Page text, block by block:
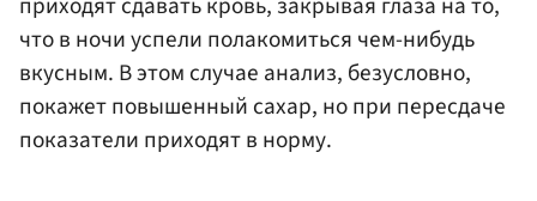
что в ночи успели полакомиться чем-нибудь
вкусным. В этом случае анализ, безусловно,
покажет повышенный сахар, но при пересдаче
показатели приходят в норму.